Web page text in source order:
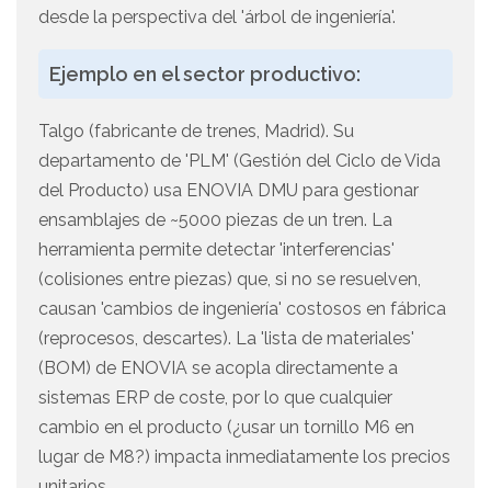
desde la perspectiva del 'árbol de ingeniería'.
Ejemplo en el sector productivo:
Talgo (fabricante de trenes, Madrid). Su
departamento de 'PLM' (Gestión del Ciclo de Vida
del Producto) usa ENOVIA DMU para gestionar
ensamblajes de ~5000 piezas de un tren. La
herramienta permite detectar 'interferencias'
(colisiones entre piezas) que, si no se resuelven,
causan 'cambios de ingeniería' costosos en fábrica
(reprocesos, descartes). La 'lista de materiales'
(BOM) de ENOVIA se acopla directamente a
sistemas ERP de coste, por lo que cualquier
cambio en el producto (¿usar un tornillo M6 en
lugar de M8?) impacta inmediatamente los precios